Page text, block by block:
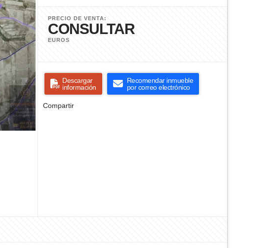
PRECIO DE VENTA:
CONSULTAR
EUROS
Descargar
información
Recomendar inmueble
por correo electrónico
Compartir